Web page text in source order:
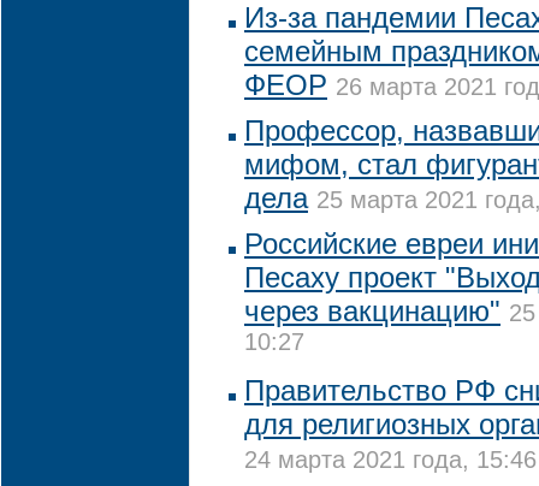
Из-за пандемии
семейным
ФЕОР 26 марта 2021
Профессор,
мифом, стал
дела 25 марта 2021
Российские евреи
Песаху проект
через вакцинацию"
10:27
Правительство РФ
для религиозных
24 марта 2021 года, 15:46